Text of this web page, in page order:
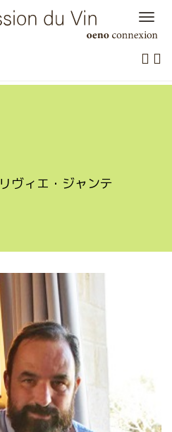
ヴィエ・ジャンテ